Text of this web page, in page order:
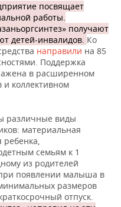
посвящает
работы.
получают
детей-инвалидов. Ко
направили на 85
Поддержка
в расширенном
и коллективном
различные виды
материальная
семьям к 1
из родителей
появлении малыша в
размеров
отпуск.